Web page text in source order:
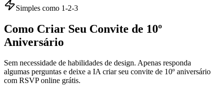
Simples como 1-2-3
Como Criar Seu Convite de 10º
Aniversário
Sem necessidade de habilidades de design. Apenas responda
algumas perguntas e deixe a IA criar seu convite de 10º aniversário
com RSVP online grátis.